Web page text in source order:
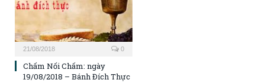
21/08/2018 0
Chấm Nối Chấm: ngày
19/08/2018 – Bánh Đích Thực